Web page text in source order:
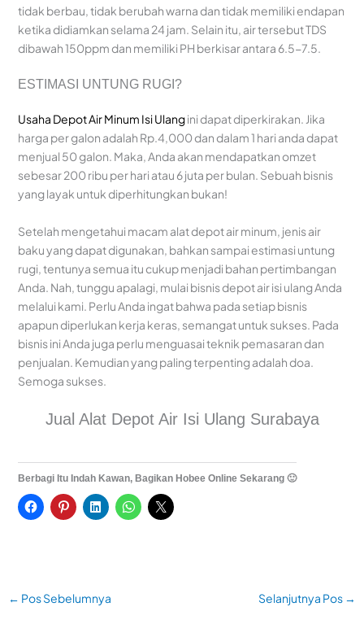
tidak berbau, tidak berubah warna dan tidak memiliki endapan
ketika didiamkan selama 24 jam. Selain itu, air tersebut TDS
dibawah 150ppm dan memiliki PH berkisar antara 6.5-7.5.
ESTIMASI UNTUNG RUGI?
Usaha Depot Air Minum Isi Ulangini dapat diperkirakan. Jika
harga per galon adalah Rp.4,000 dan dalam 1 hari anda dapat
menjual 50 galon. Maka, Anda akan mendapatkan omzet
sebesar 200 ribu per hari atau 6 juta per bulan. Sebuah bisnis
yang layak untuk diperhitungkan bukan!
Setelah mengetahui macam alat depot air minum, jenis air
baku yang dapat digunakan, bahkan sampai estimasi untung
rugi, tentunya semua itu cukup menjadi bahan pertimbangan
Anda. Nah, tunggu apalagi, mulai bisnis depot air isi ulang Anda
melalui kami. Perlu Anda ingat bahwa pada setiap bisnis
apapun diperlukan kerja keras, semangat untuk sukses. Pada
bisnis ini Anda juga perlu menguasai teknik pemasaran dan
penjualan. Kemudian yang paling terpenting adalah doa.
Semoga sukses.
Jual Alat Depot Air Isi Ulang Surabaya
Berbagi Itu Indah Kawan, Bagikan Hobee Online Sekarang 🙂
← Pos Sebelumnya Selanjutnya Pos →